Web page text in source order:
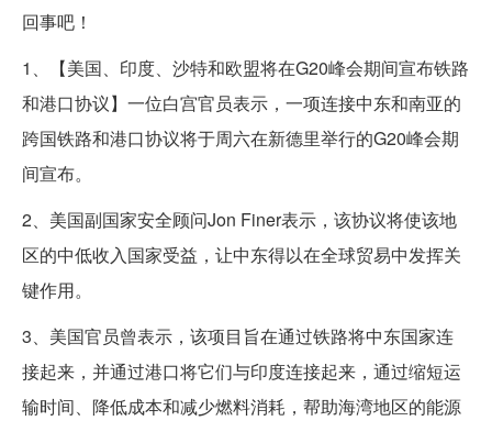
回事吧！
1、【美国、印度、沙特和欧盟将在G20峰会期间宣布铁路
和港口协议】一位白宫官员表示，一项连接中东和南亚的
跨国铁路和港口协议将于周六在新德里举行的G20峰会期
间宣布。
2、美国副国家安全顾问Jon Finer表示，该协议将使该地
区的中低收入国家受益，让中东得以在全球贸易中发挥关
键作用。
3、美国官员曾表示，该项目旨在通过铁路将中东国家连
接起来，并通过港口将它们与印度连接起来，通过缩短运
输时间、降低成本和减少燃料消耗，帮助海湾地区的能源